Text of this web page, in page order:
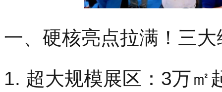
一、硬核亮点拉满！三
1. 超大规模展区：3万㎡